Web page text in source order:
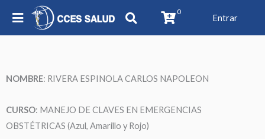
0
Entrar
NOMBRE: RIVERA ESPINOLA CARLOS NAPOLEON
CURSO: MANEJO DE CLAVES EN EMERGENCIAS
OBSTÉTRICAS (Azul, Amarillo y Rojo)